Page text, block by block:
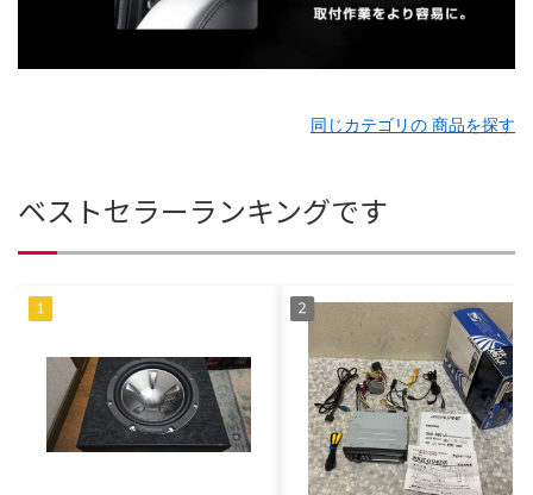
同じカテゴリの 商品を探す
ベストセラーランキングです